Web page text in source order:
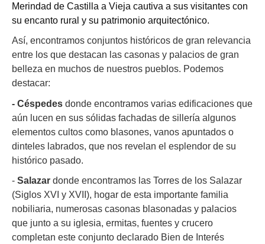
Merindad de Castilla a Vieja cautiva a sus visitantes con
su encanto rural y su patrimonio arquitectónico.
Así, encontramos conjuntos históricos de gran relevancia
entre los que destacan las casonas y palacios de gran
belleza en muchos de nuestros pueblos. Podemos
destacar:
- Céspedes donde encontramos varias edificaciones que
aún lucen en sus sólidas fachadas de sillería algunos
elementos cultos como blasones, vanos apuntados o
dinteles labrados, que nos revelan el esplendor de su
histórico pasado.
- Salazar donde encontramos las Torres de los Salazar
(Siglos XVI y XVII), hogar de esta importante familia
nobiliaria, numerosas casonas blasonadas y palacios
que junto a su iglesia, ermitas, fuentes y crucero
completan este conjunto declarado Bien de Interés